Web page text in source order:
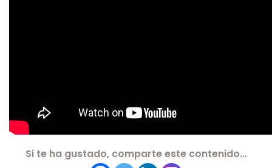
Si te ha gustado, comparte este contenido...